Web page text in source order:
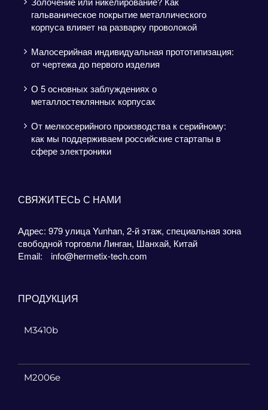
гальваническое покрытие металлического
корпуса влияет на разварку проволокой
Малосерийная индивидуальная прототипизация:
от чертежа до первого изделия
О 5 основных заблуждениях о
металлостеклянных корпусах
От мелкосерийного производства к серийному:
как мы поддерживаем российские стартапы в
сфере электроники
СВЯЖИТЕСЬ С НАМИ
Адрес: 979 улица Yunhan, 2-й этаж, специальная зона
свободной торговли Линган, Шанхай, Китай
Email:
info@hermetix-tech.com
ПРОДУКЦИЯ
M3410b
M2006e